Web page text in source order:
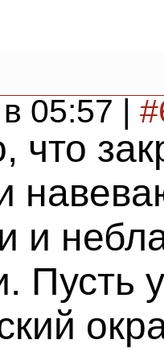
05:57 |
что
и
Пусть